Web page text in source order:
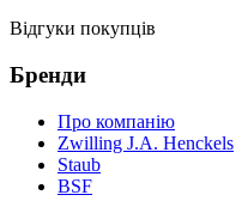
Відгуки покупців
Бренди
Про компанію
Zwilling J.A. Henckels
Staub
BSF